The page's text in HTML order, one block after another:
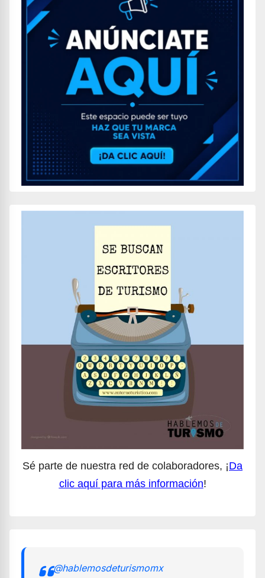
Sé parte de nuestra red de colaboradores, ¡Da
clic aquí para más información!
@hablemosdeturismomx